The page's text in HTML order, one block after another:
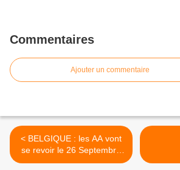
Commentaires
Ajouter un commentaire
< BELGIQUE : les AA vont
se revoir le 26 Septembre
2021